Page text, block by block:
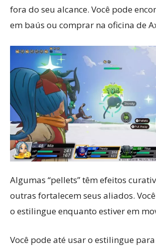
fora do seu alcance. Você pode
em baús ou comprar na oficina de
Algumas “pellets” têm efeitos
outras fortalecem seus aliados.
o estilingue enquanto estiver em
Você pode até usar o estilingue